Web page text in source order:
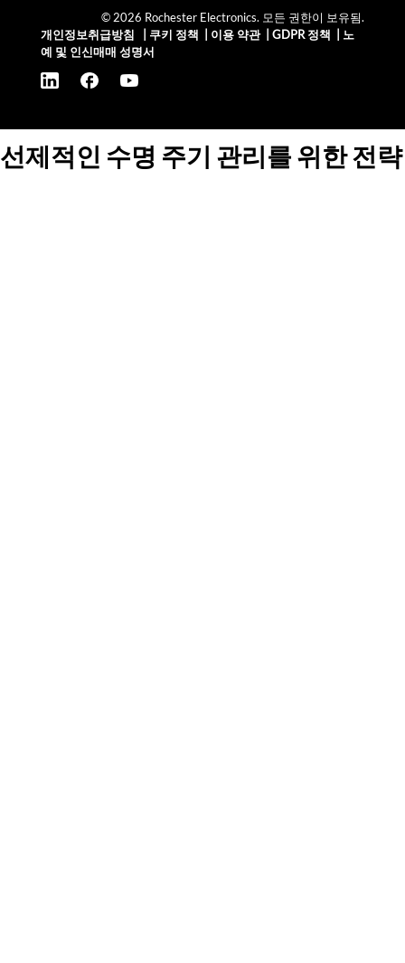
© 2026 Rochester Electronics. 모든 권한이 보유됨.
개인정보취급방침
쿠키 정책 이용 약관| GDPR 정책
노
예 및 인신매매 성명서
선제적인 수명 주기 관리를 위한 전략